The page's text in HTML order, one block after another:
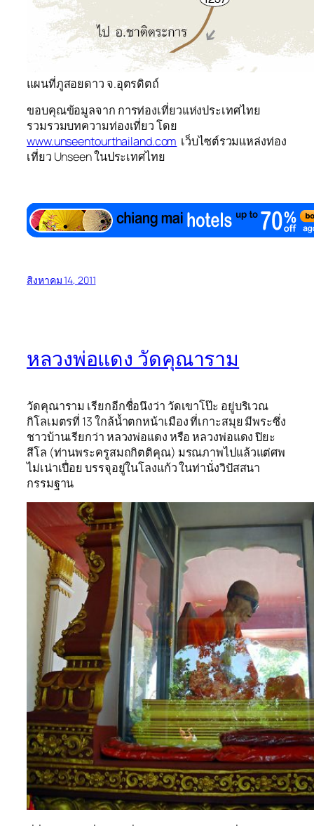
แผนที่ภูสอยดาว จ.อุตรดิตถ์
ขอบคุณข้อมูลจาก การท่องเที่ยวแห่งประเทศไทย
รวมรวมบทความท่องเที่ยว โดย
www.unseentourthailand.com เว็บไซต์รวมแหล่งท่อง
เที่ยว Unseen ในประเทศไทย
สิงหาคม 14, 2011
หลวงพ่อแดง วัดคุณาราม
วัดคุณาราม เรียกอีกชื่อนึงว่า วัดเขาโป๊ะ อยู่บริเวณ
กิโลเมตรที่ 13 ใกล้น้ำตกหน้าเมือง ที่เกาะสมุย มีพระซึ่ง
ชาวบ้านเรียกว่า หลวงพ่อแดง หรือ หลวงพ่อแดง ปิยะ
สีโล (ท่านพระครูสมถกิตติคุณ) มรณภาพไปแล้วแต่ศพ
ไม่เน่าเปื่อย บรรจุอยู่ในโลงแก้ว ในท่านั่งวิปัสสนา
กรรมฐาน